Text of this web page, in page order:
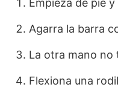
Empieza de pie
Agarra la barra
La otra mano no
Flexiona una